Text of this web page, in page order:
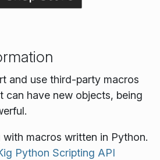
and use third-party macros
can have new objects, being
macros written in Python.
Python Scripting API